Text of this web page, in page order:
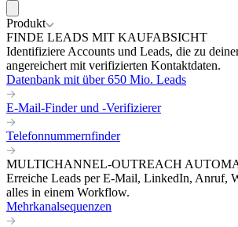
Produkt
FINDE LEADS MIT KAUFABSICHT
Identifiziere Accounts und Leads, die zu
angereichert mit verifizierten Kontaktdaten.
Datenbank mit über 650 Mio. Leads
E-Mail-Finder und -Verifizierer
Telefonnummernfinder
MULTICHANNEL-OUTREACH
Erreiche Leads per E-Mail, LinkedIn, Anruf,
alles in einem Workflow.
Mehrkanalsequenzen